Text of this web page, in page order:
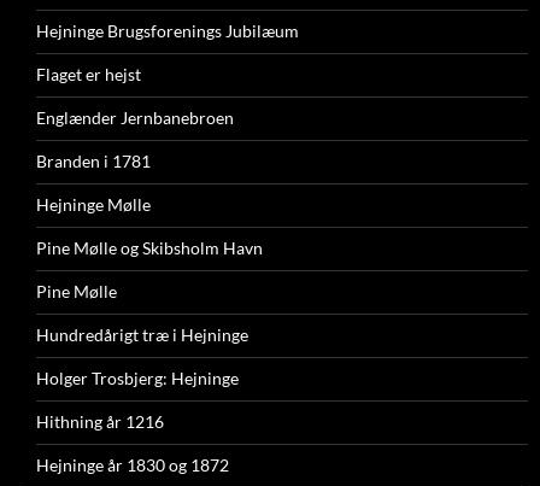
Hejninge Brugsforenings Jubilæum
Flaget er hejst
Englænder Jernbanebroen
Branden i 1781
Hejninge Mølle
Pine Mølle og Skibsholm Havn
Pine Mølle
Hundredårigt træ i Hejninge
Holger Trosbjerg: Hejninge
Hithning år 1216
Hejninge år 1830 og 1872